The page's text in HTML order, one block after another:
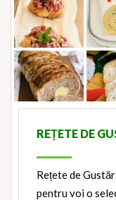
REȚETE DE
Rețete de
pentru voi o